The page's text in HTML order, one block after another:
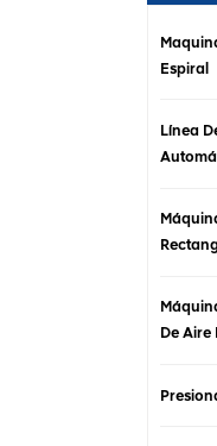
Espiral
Línea
De Aire